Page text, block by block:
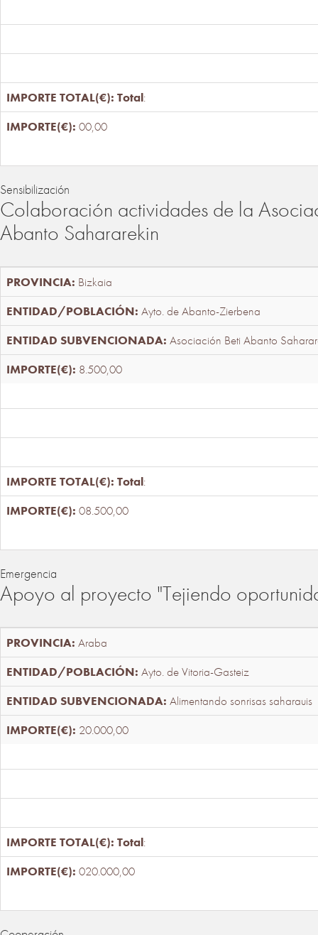
Total:
00,00
Sensibilización
Colaboración actividades de la
Abanto Sahararekin
Bizkaia
Ayto. de Abanto-Zierbena
Asociación Beti Abanto
8.500,00
Total:
08.500,00
Emergencia
Apoyo al proyecto "Tejiendo
Araba
Ayto. de Vitoria-Gasteiz
Alimentando sonrisas saharauis
20.000,00
Total:
020.000,00